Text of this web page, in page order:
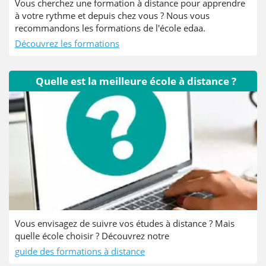
Vous cherchez une formation à distance pour apprendre
à votre rythme et depuis chez vous ? Nous vous
recommandons les formations de l'école edaa.
Découvrez les formations
Quelle est la meilleure école à distance ?
Vous envisagez de suivre vos études à distance ? Mais
quelle école choisir ? Découvrez notre
guide des formations à distance